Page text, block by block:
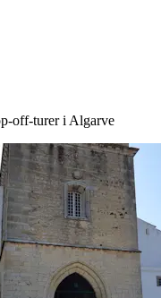
off-turer i Algarve